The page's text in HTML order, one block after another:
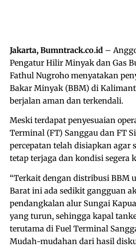
Jakarta, Bumntrack.co.id –
Pengatur Hilir Minyak dan Gas
Fathul Nugroho menyatakan
Bakar Minyak (BBM) di
berjalan aman dan terkendali.
Meski terdapat penyesuaian
Terminal (FT) Sanggau dan FT
percepatan telah disiapkan agar
tetap terjaga dan kondisi segera
“Terkait dengan distribusi BBM
Barat ini ada sedikit gangguan
pendangkalan alur Sungai
yang turun, sehingga kapal
terutama di Fuel Terminal
Mudah-mudahan dari hasil